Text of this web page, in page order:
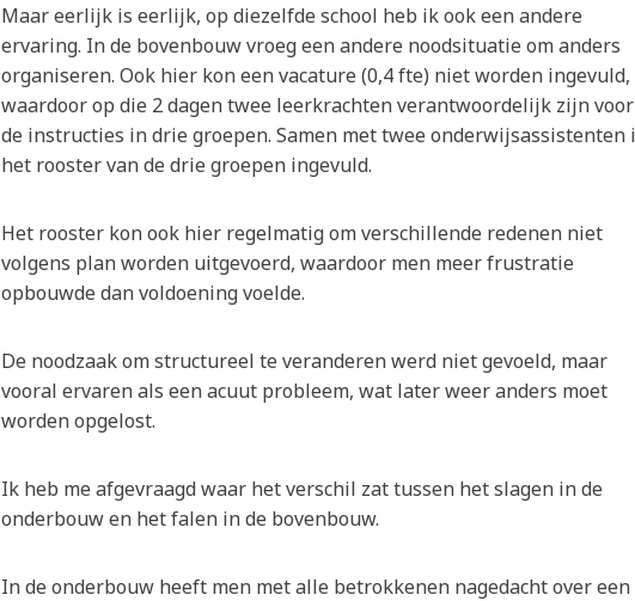
Maar eerlijk is eerlijk, op diezelfde school heb ik ook een andere
ervaring. In de bovenbouw vroeg een andere noodsituatie om anders
organiseren. Ook hier kon een vacature (0,4 fte) niet worden ingevuld,
waardoor op die 2 dagen twee leerkrachten verantwoordelijk zijn voor
de instructies in drie groepen. Samen met twee onderwijsassistenten
het rooster van de drie groepen ingevuld.
Het rooster kon ook hier regelmatig om verschillende redenen niet
volgens plan worden uitgevoerd, waardoor men meer frustratie
opbouwde dan voldoening voelde.
De noodzaak om structureel te veranderen werd niet gevoeld, maar
vooral ervaren als een acuut probleem, wat later weer anders moet
worden opgelost.
Ik heb me afgevraagd waar het verschil zat tussen het slagen in de
onderbouw en het falen in de bovenbouw.
In de onderbouw heeft men met alle betrokkenen nagedacht over een